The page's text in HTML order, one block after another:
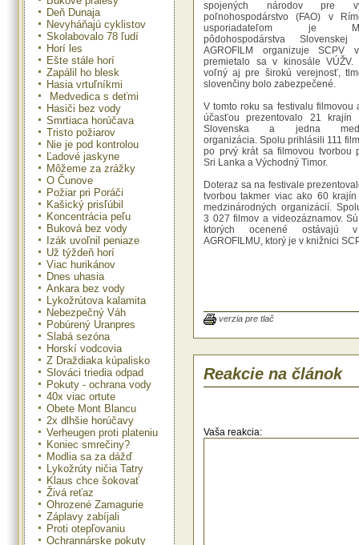
Deň Dunaja
Nevyháňajú cyklistov
Skolabovalo 78 ľudí
Horí les
Ešte stále horí
Zapálil ho blesk
Hasia vrtuľníkmi
Medvedica s deťmi
Hasiči bez vody
Smrtiaca horúčava
Tristo požiarov
Nie je pod kontrolou
Ľadové jaskyne
Môžeme za zrážky
O Čunove
Požiar pri Poráči
Kašický prisľúbil
Koncentrácia peľu
Buková bez vody
Izák uvoľnil peniaze
Už týždeň horí
Viac hurikánov
Dnes uhasia
Ankara bez vody
Lykožrútova kalamita
Nebezpečný Váh
Pobúrený Uranpres
Slabá sezóna
Horskí vodcovia
Z Draždiaka kúpalisko
Slováci triedia odpad
Pokuty - ochrana vody
40x viac ortute
Obete Mont Blancu
2x dlhšie horúčavy
Verheugen proti plateniu
Koniec smrečiny?
Modlia sa za dážď
Lykožrúty ničia Tatry
Klaus chce šokovať
Živá reťaz
Ohrozené Zamagurie
Záplavy zabíjali
Proti otepľovaniu
Ochrannárske pokuty
spojených národov pre
poľnohospodárstvo (FAO) v
usporiadateľom je
pôdohospodárstva Slovenskej
AGROFILM organizuje
premietalo sa v kinosále VÚŽV.
voľný aj pre širokú verejnosť,
slovenčiny bolo zabezpečené.
V tomto roku sa festivalu filmovou
účasťou prezentovalo 21 krajín
Slovenska a jedna
organizácia. Spolu prihlásili 111
po prvý krát sa filmovou tvorbou
Sri Lanka a Východný Timor.
Doteraz sa na festivale
tvorbou takmer viac ako 60
medzinárodných organizácií.
3 027 filmov a videozáznamov.
ktorých ocenené ostávajú
AGROFILMU, ktorý je v knižnici
najlepšie dielo Veľkou cenou –
snímka Vodohospodárska
priehrady. Okrem toho
dokumentárnych a
získala prvé miesto
porota zložená z odborníkov zo
verzia pre tlač
Reakcie na článok
Vaša reakcia: